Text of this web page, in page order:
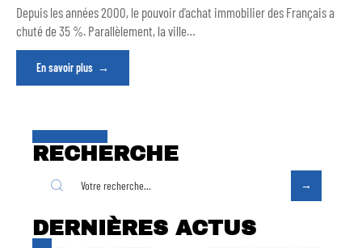
Depuis les années 2000, le pouvoir d’achat immobilier des Français a
chuté de 35 %. Parallèlement, la ville…
En savoir plus
RECHERCHE
DERNIÈRES ACTUS